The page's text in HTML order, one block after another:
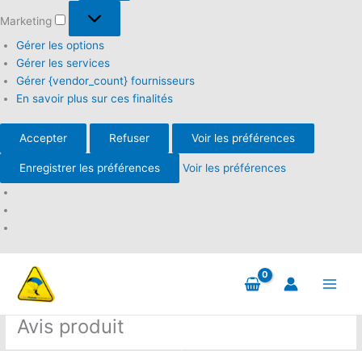
Marketing
Gérer les options
Gérer les services
Gérer {vendor_count} fournisseurs
En savoir plus sur ces finalités
Accepter Refuser Voir les préférences
Enregistrer les préférences Voir les préférences
contenu
Avis produit